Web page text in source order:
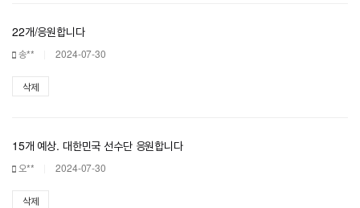
22개/응원합니다
송** 2024-07-30
삭제
15개 예상. 대한민국 선수단 응원합니다
오** 2024-07-30
삭제